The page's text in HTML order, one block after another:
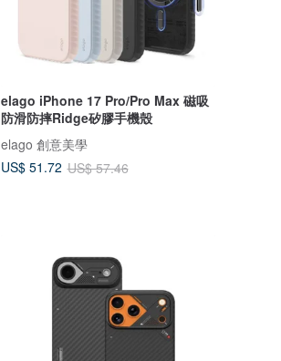
elago iPhone 17 Pro/Pro Max 磁吸
防滑防摔Ridge矽膠手機殼
elago 創意美學
US$ 51.72 US$ 57.46